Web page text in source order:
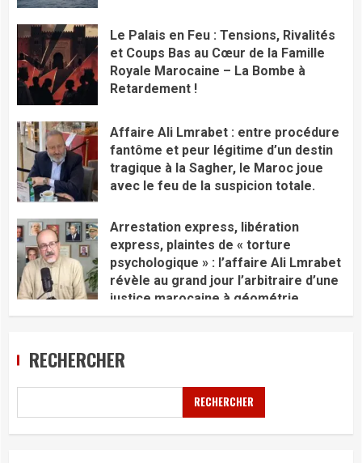
Le Palais en Feu : Tensions, Rivalités
et Coups Bas au Cœur de la Famille
Royale Marocaine – La Bombe à
Retardement !
Affaire Ali Lmrabet : entre procédure
fantôme et peur légitime d’un destin
tragique à la Sagher, le Maroc joue
avec le feu de la suspicion totale.
Arrestation express, libération
express, plaintes de « torture
psychologique » : l’affaire Ali Lmrabet
révèle au grand jour l’arbitraire d’une
justice marocaine à géométrie
variable qui discrédite tout l’édifice.
RECHERCHER
RECHERCHER